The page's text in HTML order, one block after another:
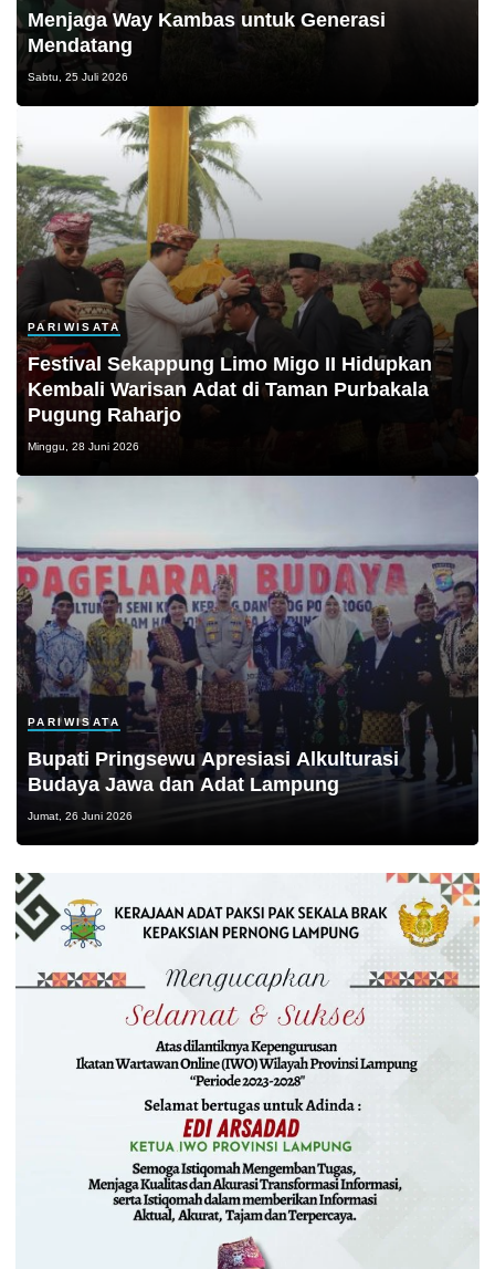
Menjaga Way Kambas untuk Generasi
Mendatang
Sabtu, 25 Juli 2026
PARIWISATA
Festival Sekappung Limo Migo II Hidupkan
Kembali Warisan Adat di Taman Purbakala
Pugung Raharjo
Minggu, 28 Juni 2026
PARIWISATA
Bupati Pringsewu Apresiasi Alkulturasi
Budaya Jawa dan Adat Lampung
Jumat, 26 Juni 2026